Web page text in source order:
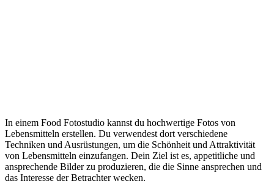
In einem Food Fotostudio kannst du hochwertige Fotos von
Lebensmitteln erstellen. Du verwendest dort verschiedene
Techniken und Ausrüstungen, um die Schönheit und Attraktivität
von Lebensmitteln einzufangen. Dein Ziel ist es, appetitliche und
ansprechende Bilder zu produzieren, die die Sinne ansprechen und
das Interesse der Betrachter wecken.